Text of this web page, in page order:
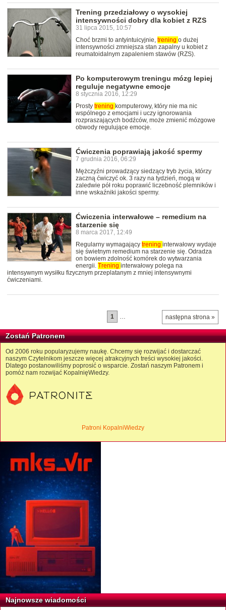
Trening przedziałowy o wysokiej
intensywności dobry dla kobiet z RZS
31 lipca 2015, 10:57
Choć brzmi to antyintuicyjnie, trening o dużej
intensywności zmniejsza stan zapalny u kobiet z
reumatoidalnym zapaleniem stawów (RZS).
Po komputerowym treningu mózg lepiej
reguluje negatywne emocje
8 stycznia 2016, 12:29
Prosty trening komputerowy, który nie ma nic
wspólnego z emocjami i uczy ignorowania
rozpraszających bodźców, może zmienić mózgowe
obwody regulujące emocje.
Ćwiczenia poprawiają jakość spermy
7 grudnia 2016, 06:29
Mężczyźni prowadzący siedzący tryb życia, którzy
zaczną ćwiczyć ok. 3 razy na tydzień, mogą w
zaledwie pół roku poprawić liczebność plemników i
inne wskaźniki jakości spermy.
Ćwiczenia interwałowe – remedium na
starzenie się
8 marca 2017, 12:49
Regularny wymagający trening interwałowy wydaje
się świetnym remedium na starzenie się. Odradza
on bowiem zdolność komórek do wytwarzania
energii. Trening interwałowy polega na
intensywnym wysiłku fizycznym przeplatanym z mniej intensywnymi
ćwiczeniami.
następna strona »
1 …
Zostań Patronem
Od 2006 roku popularyzujemy naukę. Chcemy się rozwijać i dostarczać
naszym Czytelnikom jeszcze więcej atrakcyjnych treści wysokiej jakości.
Dlatego postanowiliśmy poprosić o wsparcie. Zostań naszym Patronem i
pomóż nam rozwijać KopalnięWiedzy.
Patroni KopalniWiedzy
Najnowsze wiadomości